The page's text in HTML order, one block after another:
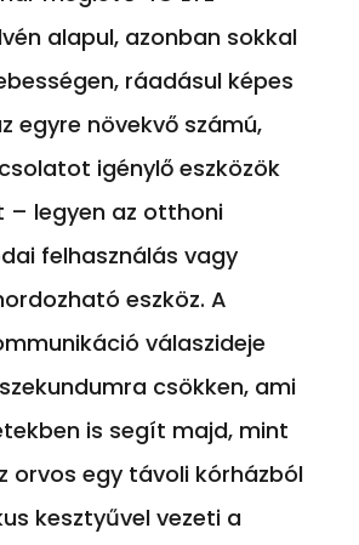
alapul, azonban sokkal
ráadásul képes
egyre növekvő számú,
igénylő eszközök
– legyen az otthoni
felhasználás vagy
eszköz. A
válaszideje
csökken, ami
is segít majd, mint
orvos egy távoli kórházból
kesztyűvel vezeti a